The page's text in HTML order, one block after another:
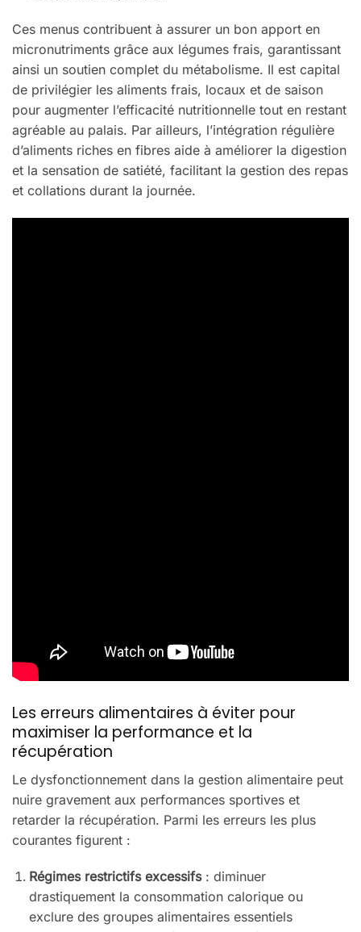
Ces menus contribuent à assurer un bon apport en
micronutriments grâce aux légumes frais, garantissant
ainsi un soutien complet du métabolisme. Il est capital
de privilégier les aliments frais, locaux et de saison
pour augmenter l’efficacité nutritionnelle tout en restant
agréable au palais. Par ailleurs, l’intégration régulière
d’aliments riches en fibres aide à améliorer la digestion
et la sensation de satiété, facilitant la gestion des repas
et collations durant la journée.
Les erreurs alimentaires à éviter pour
maximiser la performance et la
récupération
Le dysfonctionnement dans la gestion alimentaire peut
nuire gravement aux performances sportives et
retarder la récupération. Parmi les erreurs les plus
courantes figurent :
Régimes restrictifs excessifs: diminuer
drastiquement la consommation calorique ou
exclure des groupes alimentaires essentiels